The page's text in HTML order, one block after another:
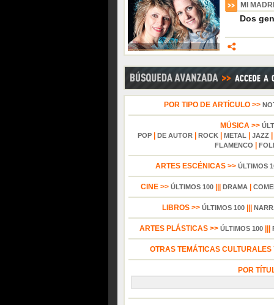
MI
Dos
POR TIPO DE ARTÍCULO >>
MÚSICA >>
POP| DE AUTOR| ROCK| METAL| JAZZ|
FLAMENCO
ARTES ESCÉNICAS >> ÚLTIMOS
CINE >> ÚLTIMOS 100 DRAMA
LIBROS >> ÚLTIMOS 100
ARTES PLÁSTICAS >> ÚLTIMOS 100
OTRAS TEMÁTICAS CULTURALES
POR